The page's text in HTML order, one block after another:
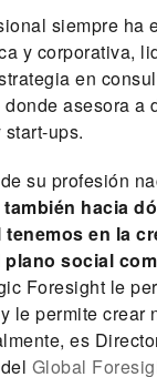
siempre ha
y corporativa,
en
asesora a
ups.
su profesión
hacia
en la
social
Foresight le
le permite crear
es
Global